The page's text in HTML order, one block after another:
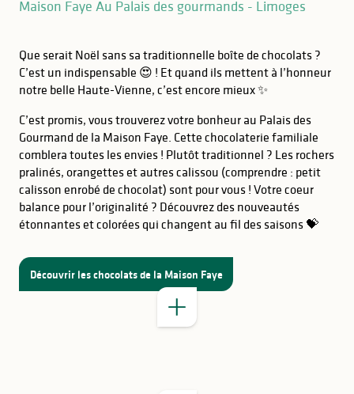
Maison Faye Au Palais des gourmands - Limoges
Que serait Noël sans sa traditionnelle boîte de chocolats ?
C’est un indispensable 😍 ! Et quand ils mettent à l’honneur
notre belle Haute-Vienne, c’est encore mieux ✨
C’est promis, vous trouverez votre bonheur au Palais des
Gourmand de la Maison Faye. Cette chocolaterie familiale
comblera toutes les envies ! Plutôt traditionnel ? Les rochers
pralinés, orangettes et autres calissou (comprendre : petit
calisson enrobé de chocolat) sont pour vous ! Votre coeur
balance pour l’originalité ? Découvrez des nouveautés
étonnantes et colorées qui changent au fil des saisons 💝
Découvrir les chocolats de la Maison Faye
BON À SAVOIR